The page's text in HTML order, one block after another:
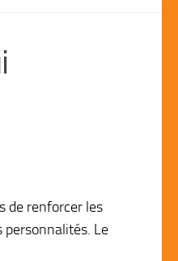
de renforcer les
personnalités. Le